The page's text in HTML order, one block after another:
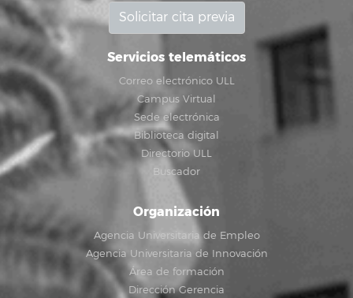
Solicitar cita previa
Servicios telemáticos
Correo electrónico ULL
Campus Virtual
Sede electrónica
Biblioteca digital
Directorio ULL
Buscador
Organización
Agencia Universitaria de Empleo
Agencia Universitaria de Innovación
Área de formación
Dirección Gerencia